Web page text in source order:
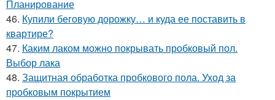
Планирование
46. Купили беговую дорожку… и куда ее поставить в
квартире?
47. Каким лаком можно покрывать пробковый пол.
Выбор лака
48. Защитная обработка пробкового пола. Уход за
пробковым покрытием